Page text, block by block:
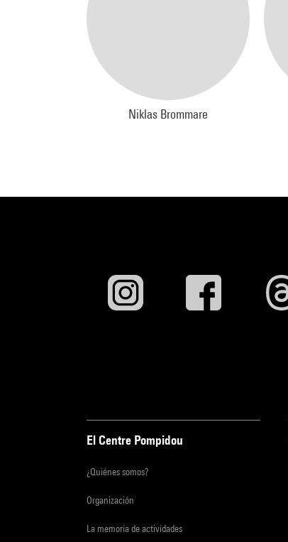
Niklas Brommare
El Centre Pompidou
¿Quiénes somos?
Organización
La memoria de actividades